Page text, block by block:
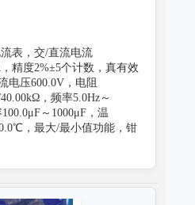
表，交/直流电流
精度2%±5个计数，真有效
电压600.0V，电阻
，频率5.0Hz～
～1000μF，温
，最大/最小值功能，钳